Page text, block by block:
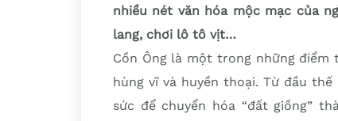
nhiều nét văn hóa mộc mạc của
lang, chơi lô tô vịt…
Cồn Ông là một trong những điểm
hùng vĩ và huyền thoại. Từ đầu
sức để chuyển hóa “đất giồng”